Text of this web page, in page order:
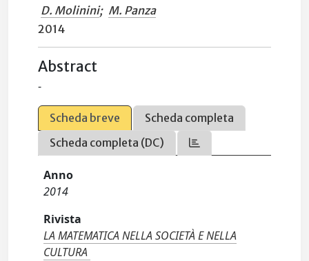
D. Molinini; M. Panza
2014
Abstract
-
Scheda breve
Scheda completa
Scheda completa (DC)
Anno
2014
Rivista
LA MATEMATICA NELLA SOCIETÀ E NELLA
CULTURA